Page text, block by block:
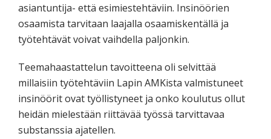
asiantuntija- että esimiestehtäviin. Insinöörien
osaamista tarvitaan laajalla osaamiskentällä ja
työtehtävät voivat vaihdella paljonkin.
Teemahaastattelun tavoitteena oli selvittää
millaisiin työtehtäviin Lapin AMKista valmistuneet
insinöörit ovat työllistyneet ja onko koulutus ollut
heidän mielestään riittävää työssä tarvittavaa
substanssia ajatellen.